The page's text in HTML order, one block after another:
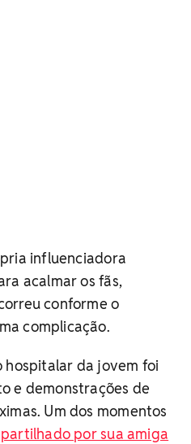
influenciadora
acalmar os fãs,
conforme o
complicação.
hospitalar da jovem foi
e demonstrações de
Um dos momentos
por sua amiga